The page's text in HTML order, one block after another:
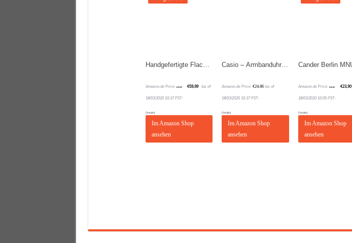
Handgefertigte Flache Holzwerk Germany® Designer Unisex Herren-Uhr Damen-Uhr Öko Natur Holz-Uhr Armband-Uhr Analog Klassisch Quarz-Uhr Braun Schwarz Leder-Armband und Holz Ziffernblatt
Amazon.de Price:€79,99 €59,99 (as of
18/03/2020 10:37 PST-
Details)
Im Amazon Shop
ansehen
Casio – Armbanduhr CASIO Vintage Leder (ltp-1154pq-7bef)
Amazon.de Price:€24,86 (as of
18/03/2020 10:37 PST-
Details
Im Amazon Shop
ansehen
Amazon.de Price:€26,90 €23,90
18/03/2020 10:05 PST-
Details
Im Amazon Shop
ansehen